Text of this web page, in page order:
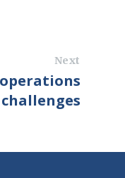
Next